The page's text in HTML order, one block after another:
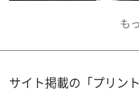
サイト掲載の「プリン